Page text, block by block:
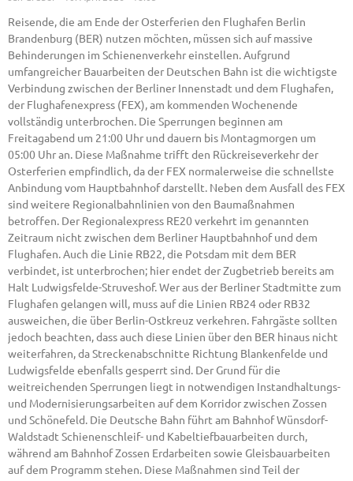
Reisende, die am Ende der Osterferien den Flughafen Berlin
Brandenburg (BER) nutzen möchten, müssen sich auf massive
Behinderungen im Schienenverkehr einstellen. Aufgrund
umfangreicher Bauarbeiten der Deutschen Bahn ist die wichtigste
Verbindung zwischen der Berliner Innenstadt und dem Flughafen,
der Flughafenexpress (FEX), am kommenden Wochenende
vollständig unterbrochen. Die Sperrungen beginnen am
Freitagabend um 21:00 Uhr und dauern bis Montagmorgen um
05:00 Uhr an. Diese Maßnahme trifft den Rückreiseverkehr der
Osterferien empfindlich, da der FEX normalerweise die schnellste
Anbindung vom Hauptbahnhof darstellt. Neben dem Ausfall des FEX
sind weitere Regionalbahnlinien von den Baumaßnahmen
betroffen. Der Regionalexpress RE20 verkehrt im genannten
Zeitraum nicht zwischen dem Berliner Hauptbahnhof und dem
Flughafen. Auch die Linie RB22, die Potsdam mit dem BER
verbindet, ist unterbrochen; hier endet der Zugbetrieb bereits am
Halt Ludwigsfelde-Struveshof. Wer aus der Berliner Stadtmitte zum
Flughafen gelangen will, muss auf die Linien RB24 oder RB32
ausweichen, die über Berlin-Ostkreuz verkehren. Fahrgäste sollten
jedoch beachten, dass auch diese Linien über den BER hinaus nicht
weiterfahren, da Streckenabschnitte Richtung Blankenfelde und
Ludwigsfelde ebenfalls gesperrt sind. Der Grund für die
weitreichenden Sperrungen liegt in notwendigen Instandhaltungs-
und Modernisierungsarbeiten auf dem Korridor zwischen Zossen
und Schönefeld. Die Deutsche Bahn führt am Bahnhof Wünsdorf-
Waldstadt Schienenschleif- und Kabeltiefbauarbeiten durch,
während am Bahnhof Zossen Erdarbeiten sowie Gleisbauarbeiten
auf dem Programm stehen. Diese Maßnahmen sind Teil der